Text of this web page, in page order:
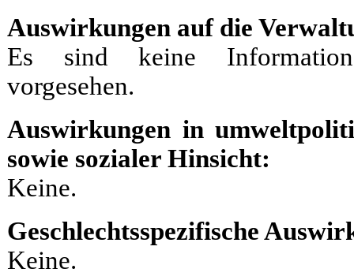
Auswirkungen auf die
Es sind keine
vorgesehen.
Auswirkungen in
sowie sozialer Hinsicht:
Keine.
Geschlechtsspezifische
Keine.